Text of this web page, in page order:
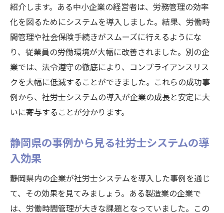
静岡県企業が社労士システム導入で業務効率化
に成功した秘訣
成功する社労士システム導入のステップ
業務効率化のためのシステム活用事例
効果的なシステム導入のための準備
導入後のフォローアップと改善策
社労士システムで業務効率化を実現する方
静岡県企業の成功事例に学ぶ効率化の秘訣
紹介します。ある中小企業の経営者は、労務管理の効率
化を図るためにシステムを導入しました。結果、労働時
間管理や社会保険手続きがスムーズに行えるようにな
り、従業員の労働環境が大幅に改善されました。別の企
業では、法令遵守の徹底により、コンプライアンスリス
クを大幅に低減することができました。これらの成功事
例から、社労士システムの導入が企業の成長と安定に大
いに寄与することが分かります。
静岡県の事例から見る社労士システムの導
入効果
静岡県内の企業が社労士システムを導入した事例を通じ
て、その効果を見てみましょう。ある製造業の企業で
は、労働時間管理が大きな課題となっていました。この